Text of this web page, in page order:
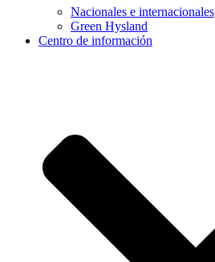
Nacionales e internacionales
Green Hysland
Centro de información